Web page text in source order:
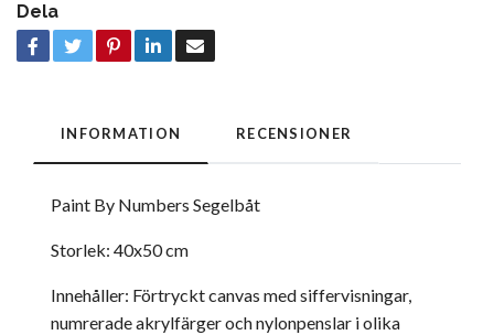
Dela
INFORMATION RECENSIONER
Paint By Numbers Segelbåt
Storlek: 40x50 cm
Innehåller: Förtryckt canvas med siffervisningar,
numrerade akrylfärger och nylonpenslar i olika